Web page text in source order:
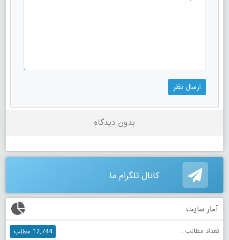
بدون دیدگاه
کانال تلگرام ما
آمار سایت
تعداد مطالب :
12,744 مطلب